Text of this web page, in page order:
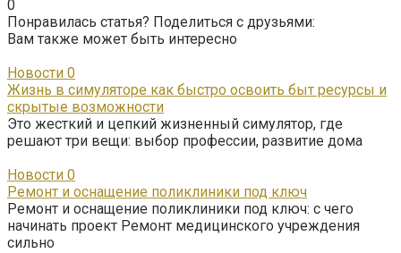
0
Понравилась статья? Поделиться с друзьями:
Вам также может быть интересно
Новости 0
Жизнь в симуляторе как быстро освоить быт ресурсы и
скрытые возможности
Это жесткий и цепкий жизненный симулятор, где
решают три вещи: выбор профессии, развитие дома
Новости 0
Ремонт и оснащение поликлиники под ключ
Ремонт и оснащение поликлиники под ключ: с чего
начинать проект Ремонт медицинского учреждения
сильно